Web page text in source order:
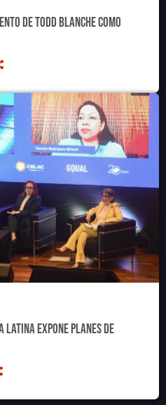
de Todd Blanche como
Latina expone planes de